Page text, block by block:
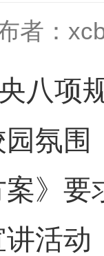
者：
八项
氛
》要
活